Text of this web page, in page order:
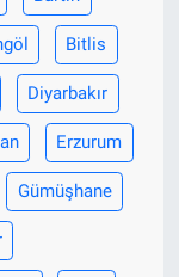
Bitlis
Diyarbakır
Erzurum
Gümüşhane